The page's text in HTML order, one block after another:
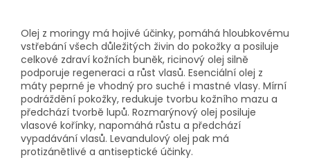
Olej z moringy má hojivé účinky, pomáhá hloubkovému
vstřebání všech důležitých živin do pokožky a posiluje
celkové zdraví kožních buněk, ricinový olej silně
podporuje regeneraci a růst vlasů. Esenciální olej z
máty peprné je vhodný pro suché i mastné vlasy. Mírní
podráždění pokožky, redukuje tvorbu kožního mazu a
předchází tvorbě lupů. Rozmarýnový olej posiluje
vlasové kořínky, napomáhá růstu a předchází
vypadávání vlasů. Levandulový olej pak má
protizánětlivé a antiseptické účinky.